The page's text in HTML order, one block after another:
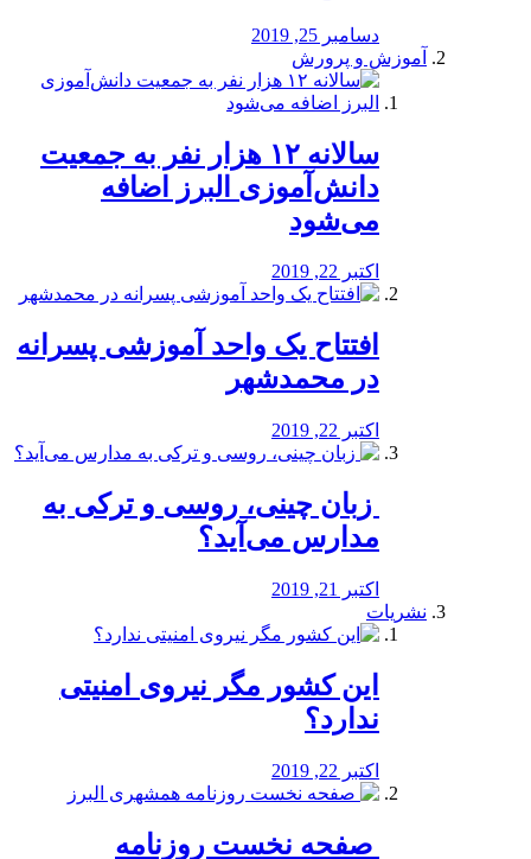
دسامبر 25, 2019
آموزش و پرورش
️سالانه ۱۲ هزار نفر به جمعیت
دانش‌آموزی البرز اضافه
می‌شود
اکتبر 22, 2019
افتتاح یک واحد آموزشی پسرانه
در محمدشهر
اکتبر 22, 2019
️ زبان چینی، روسی و ترکی به
مدارس می‌آید؟
اکتبر 21, 2019
نشریات
این کشور مگر نیروی امنیتی
ندارد؟
اکتبر 22, 2019
️ صفحه نخست روزنامه‌